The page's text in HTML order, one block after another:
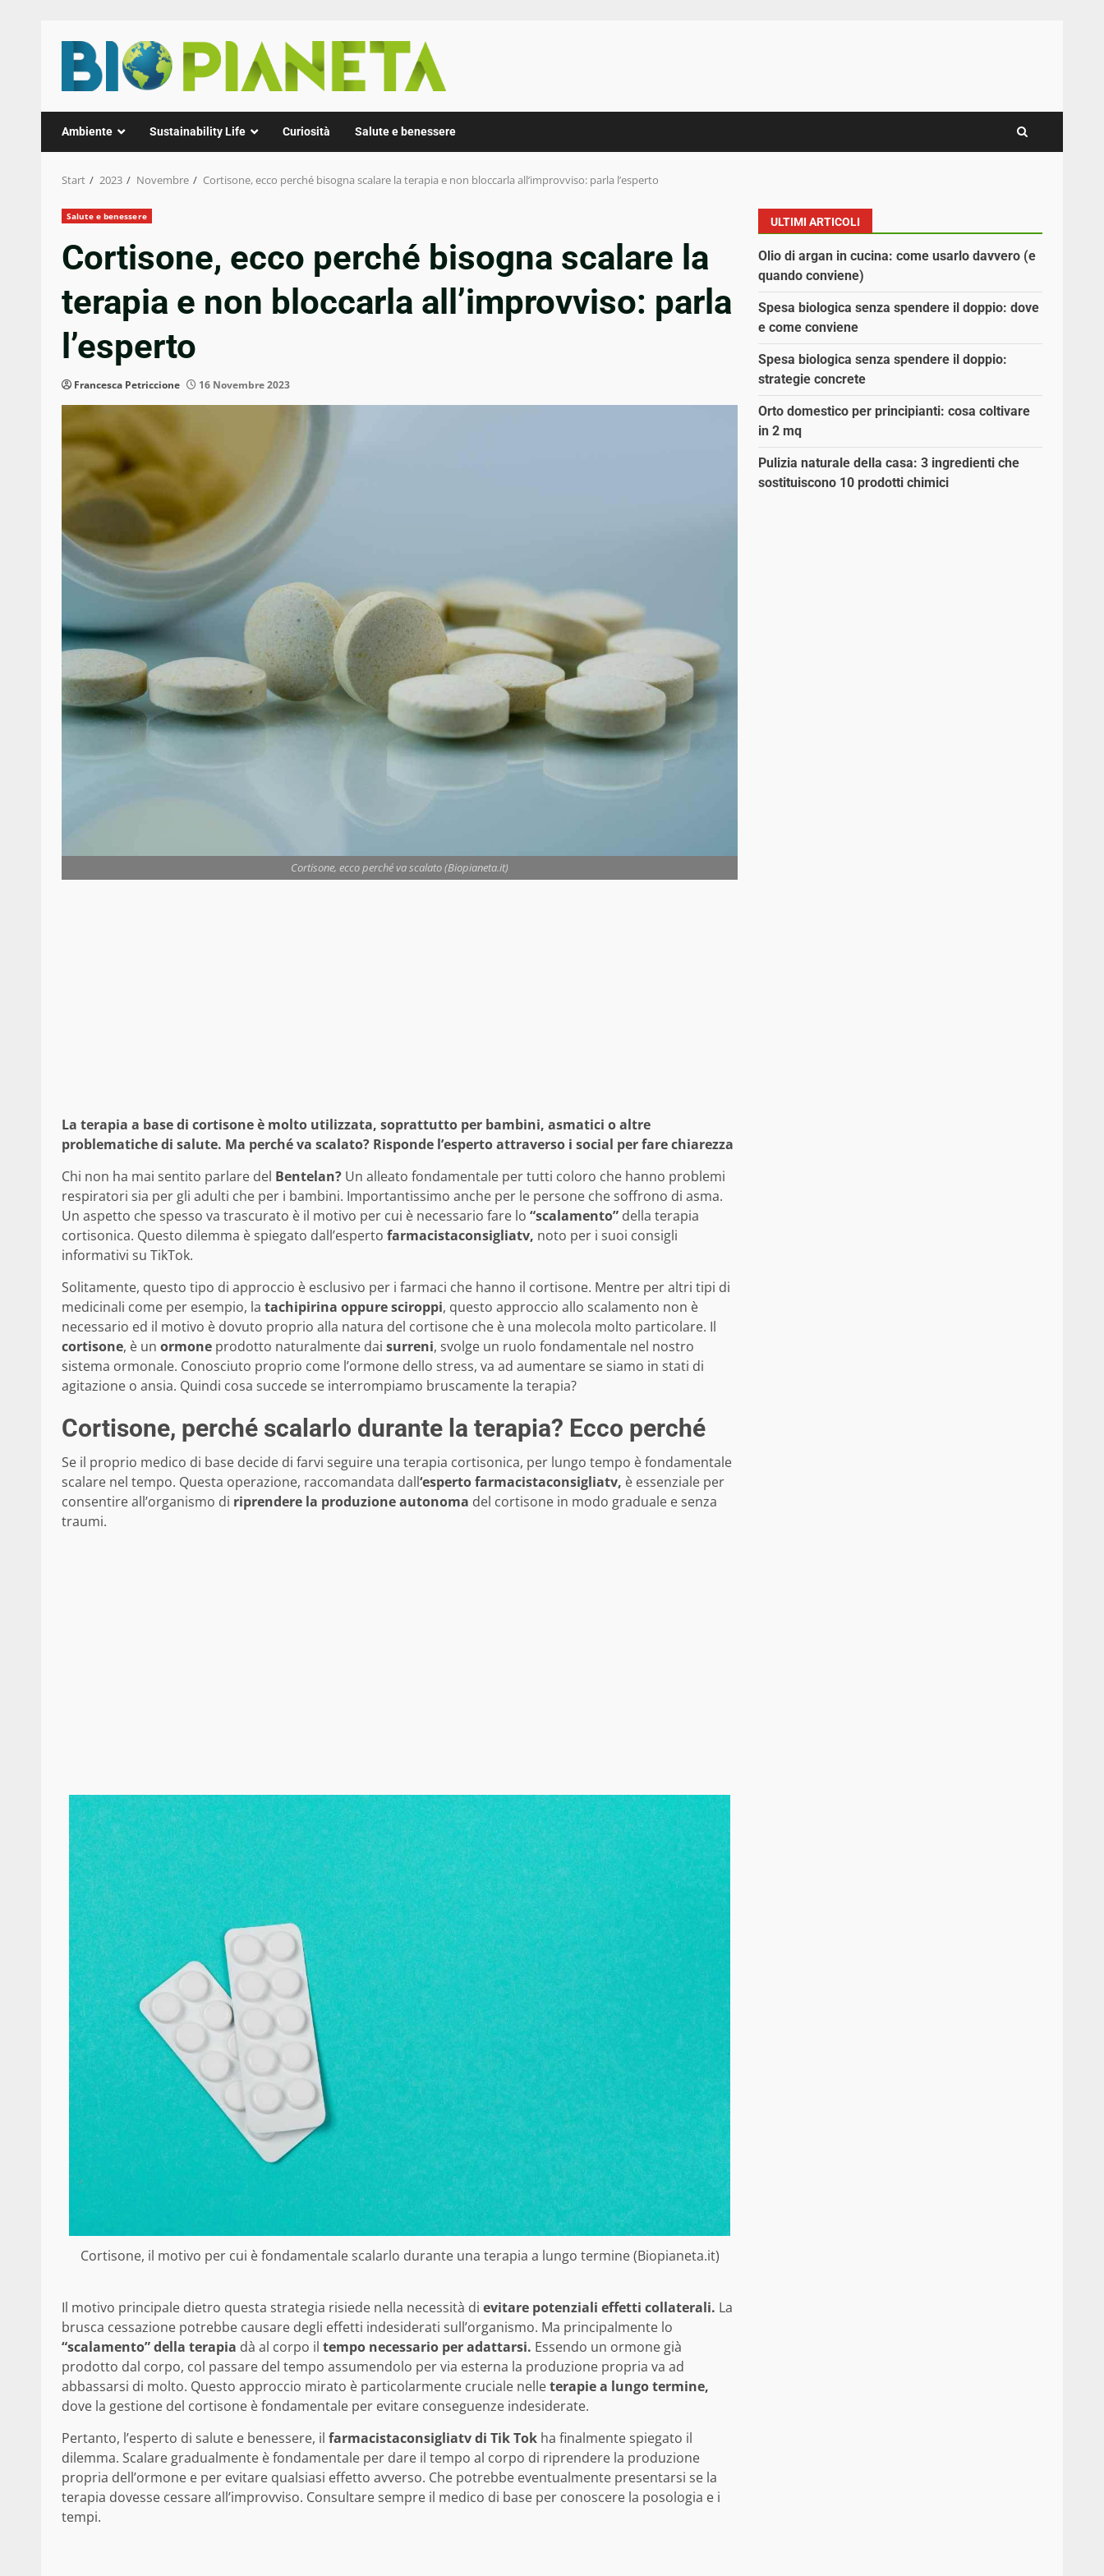
Inhalt
springen
Ambiente Sustainability Life Curiosità Salute e benessere
Start 2023 Novembre Cortisone, ecco perché bisogna scalare la terapia e non bloccarla all’improvviso: parla l’esperto
Salute e benessere
Cortisone, ecco perché bisogna scalare la
terapia e non bloccarla all’improvviso: parla
l’esperto
Francesca Petriccione 16 Novembre 2023
Cortisone, ecco perché va scalato (Biopianeta.it)
La terapia a base di cortisone è molto utilizzata, soprattutto per bambini, asmatici o altre
problematiche di salute. Ma perché va scalato? Risponde l’esperto attraverso i social per fare chiarezza
Chi non ha mai sentito parlare del Bentelan? Un alleato fondamentale per tutti coloro che hanno problemi
respiratori sia per gli adulti che per i bambini. Importantissimo anche per le persone che soffrono di asma.
Un aspetto che spesso va trascurato è il motivo per cui è necessario fare lo “scalamento” della terapia
cortisonica. Questo dilemma è spiegato dall’esperto farmacistaconsigliatv, noto per i suoi consigli
informativi su TikTok.
Solitamente, questo tipo di approccio è esclusivo per i farmaci che hanno il cortisone. Mentre per altri tipi di
medicinali come per esempio, la tachipirina oppure sciroppi, questo approccio allo scalamento non è
necessario ed il motivo è dovuto proprio alla natura del cortisone che è una molecola molto particolare. Il
cortisone, è un ormone prodotto naturalmente dai surreni, svolge un ruolo fondamentale nel nostro
sistema ormonale. Conosciuto proprio come l’ormone dello stress, va ad aumentare se siamo in stati di
agitazione o ansia. Quindi cosa succede se interrompiamo bruscamente la terapia?
Cortisone, perché scalarlo durante la terapia? Ecco perché
Se il proprio medico di base decide di farvi seguire una terapia cortisonica, per lungo tempo è fondamentale
scalare nel tempo. Questa operazione, raccomandata dall‘esperto farmacistaconsigliatv, è essenziale per
consentire all’organismo di riprendere la produzione autonoma del cortisone in modo graduale e senza
traumi.
Cortisone, il motivo per cui è fondamentale scalarlo durante una terapia a lungo termine (Biopianeta.it)
Il motivo principale dietro questa strategia risiede nella necessità di evitare potenziali effetti collaterali. La
brusca cessazione potrebbe causare degli effetti indesiderati sull’organismo. Ma principalmente lo
“scalamento” della terapia dà al corpo il tempo necessario per adattarsi. Essendo un ormone già
prodotto dal corpo, col passare del tempo assumendolo per via esterna la produzione propria va ad
abbassarsi di molto. Questo approccio mirato è particolarmente cruciale nelleterapie a lungo termine,
dove la gestione del cortisone è fondamentale per evitare conseguenze indesiderate.
Pertanto, l’esperto di salute e benessere, il farmacistaconsigliatv di Tik Tok ha finalmente spiegato il
dilemma. Scalare gradualmente è fondamentale per dare il tempo al corpo di riprendere la produzione
propria dell’ormone e per evitare qualsiasi effetto avverso. Che potrebbe eventualmente presentarsi se la
terapia dovesse cessare all’improvviso. Consultare sempre il medico di base per conoscere la posologia e i
tempi.
ULTIMI ARTICOLI
Olio di argan in cucina: come usarlo davvero (e
quando conviene)
Spesa biologica senza spendere il doppio: dove
e come conviene
Spesa biologica senza spendere il doppio:
strategie concrete
Orto domestico per principianti: cosa coltivare
in 2 mq
Pulizia naturale della casa: 3 ingredienti che
sostituiscono 10 prodotti chimici